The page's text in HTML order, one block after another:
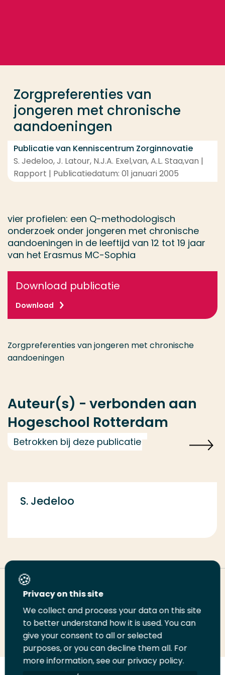
Zorgpreferenties van
jongeren met chronische
aandoeningen
Publicatie van Kenniscentrum Zorginnovatie
S. Jedeloo, J. Latour, N.J.A. Exel,van, A.L. Staa,van |
Rapport | Publicatiedatum: 01 januari 2005
vier profielen: een Q-methodologisch
onderzoek onder jongeren met chronische
aandoeningen in de leeftijd van 12 tot 19 jaar
van het Erasmus MC-Sophia
Download publicatie
Download
Zorgpreferenties van jongeren met chronische
aandoeningen
Auteur(s) - verbonden aan
Hogeschool Rotterdam
Betrokken bij deze publicatie
S. Jedeloo
Deel deze pagina
Deel
LinkedIn
Deel
op
Twitter
Deel
op
Facebook
Email
deze
pagina
Print
deze
pagina
Contact
Privacy on this site
We collect and process your data on this site
to better understand how it is used. You can
give your consent to all or selected
purposes, or you can decline them all. For
more information, see our privacy policy.